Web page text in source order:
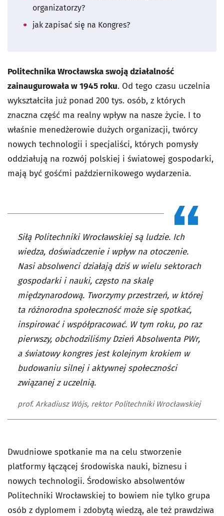
organizatorzy?
jak zapisać się na Kongres?
Politechnika Wrocławska swoją działalność
zainaugurowała w 1945 roku. Od tego czasu uczelnia
wykształciła już ponad 200 tys. osób, z których
znaczna część ma realny wpływ na nasze życie. I to
właśnie menedżerowie dużych organizacji, twórcy
nowych technologii i specjaliści, których pomysły
oddziałują na rozwój polskiej i światowej gospodarki,
mają być gośćmi październikowego wydarzenia.
Siłą Politechniki Wrocławskiej są ludzie. Ich
wiedza, doświadczenie i wpływ na otoczenie.
Nasi absolwenci działają dziś w wielu sektorach
gospodarki i nauki, często na skalę
międzynarodową. Tworzymy przestrzeń, w której
ta różnorodna społeczność może się spotkać,
inspirować i współpracować. W tym roku, po raz
pierwszy, obchodziliśmy Dzień Absolwenta PWr,
a światowy kongres jest kolejnym krokiem w
budowaniu silnej i aktywnej społeczności
związanej z uczelnią.
prof. Arkadiusz Wójs, rektor Politechniki Wrocławskiej
Dwudniowe spotkanie ma na celu stworzenie
platformy łączącej środowiska nauki, biznesu i
nowych technologii. Środowisko absolwentów
Politechniki Wrocławskiej to bowiem nie tylko grupa
osób z dyplomem i zdobytą wiedzą, ale też prawdziwa